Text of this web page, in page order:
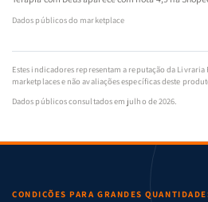
Dados públicos do marketplace
Estes indicadores representam a reputação da
marketplaces e não avaliações específicas deste
Dados públicos consultados em julho de 2026.
CONDIÇÕES PARA GRANDES